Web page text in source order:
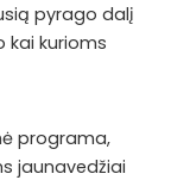
pyrago dalį
kai kurioms
programa,
jaunavedžiai